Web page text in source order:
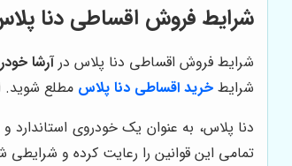
شرایط فروش اقساطی دنا
شرایط فروش اقساطی دنا پلاس درآرشا
شرایط خرید اقساطی دنا پلاس مطلع شوید.
دنا پلاس، به عنوان یک خودروی
تمامی این قوانین را رعایت کرده و